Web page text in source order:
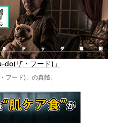
do(ザ・フード)」
フード)」の真髄。